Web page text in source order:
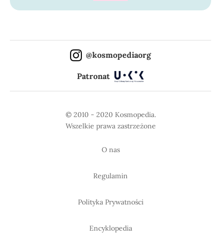
@kosmopediaorg
Patronat
© 2010 - 2020 Kosmopedia.
Wszelkie prawa zastrzeżone
O nas
Regulamin
Polityka Prywatności
Encyklopedia